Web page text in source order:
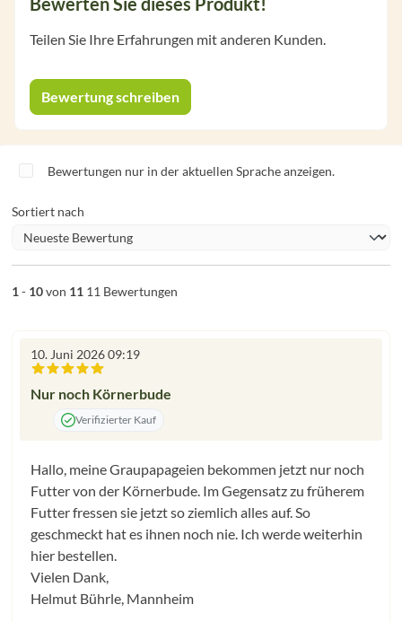
Teilen Sie Ihre Erfahrungen mit anderen Kunden.
Bewertung schreiben
Bewertungen nur in der aktuellen Sprache anzeigen.
Sortiert nach
1 - 10von 11 11 Bewertungen
10. Juni 2026 09:19
Nur noch Körnerbude
Verifizierter Kauf
Hallo, meine Graupapageien bekommen jetzt nur noch
Futter von der Körnerbude. Im Gegensatz zu früherem
Futter fressen sie jetzt so ziemlich alles auf. So
geschmeckt hat es ihnen noch nie. Ich werde weiterhin
hier bestellen.
Vielen Dank,
Helmut Bührle, Mannheim